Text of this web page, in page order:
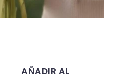
AÑADIR AL